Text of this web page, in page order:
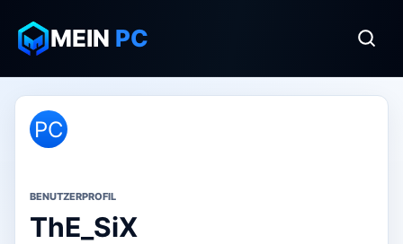
MEIN PC
PC
BENUTZERPROFIL
ThE_SiX